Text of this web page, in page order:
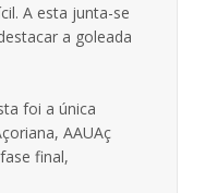
A esta junta-se
a goleada
foi a única
AAUAç
final,